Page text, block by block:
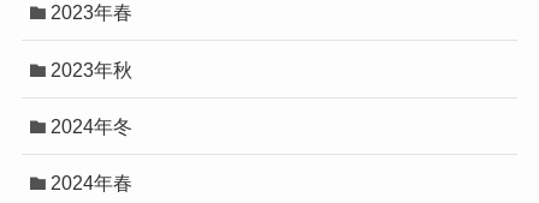
2023年春
2023年秋
2024年冬
2024年春